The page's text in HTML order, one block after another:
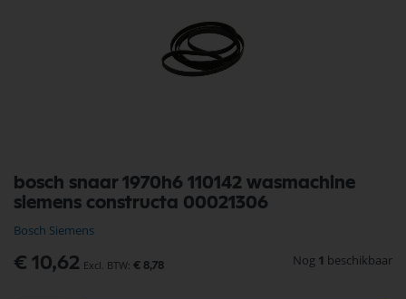
bosch snaar 1970h6 110142 wasmachine
siemens constructa 00021306
Bosch Siemens
€ 10,62 € 8,78 Nog 1 beschikbaar
naar
het
van
de
afbeeldingen-